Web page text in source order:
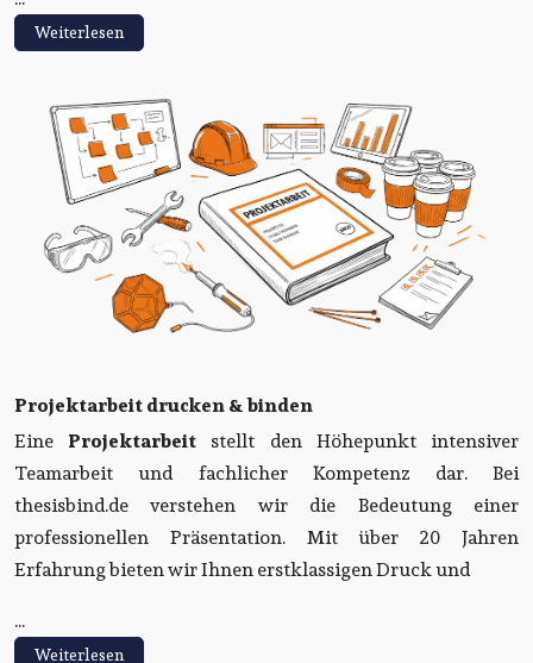
Weiterlesen
Projektarbeit drucken & binden
Eine Projektarbeit stellt den Höhepunkt intensiver
Teamarbeit und fachlicher Kompetenz dar. Bei
thesisbind.de verstehen wir die Bedeutung einer
professionellen Präsentation. Mit über 20 Jahren
Erfahrung bieten wir Ihnen erstklassigen Druck und
...
Weiterlesen